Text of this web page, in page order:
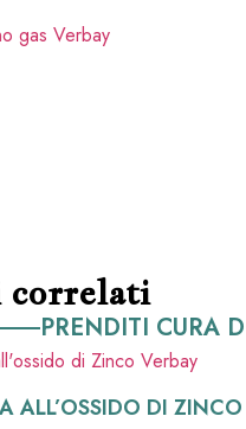
PRENDITI CURA
ALL’OSSIDO DI